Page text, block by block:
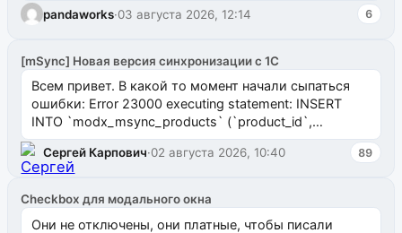
pandaworks·03 августа 2026, 12:14 6
[mSync] Новая версия синхронизации с 1С
Всем привет. В какой то момент начали сыпаться
ошибки: Error 23000 executing statement: INSERT
INTO `modx_msync_products` (`product_id`,
`uuid_1c`) VALUES ...
Сергей Карпович·02 августа 2026, 10:40 89
Checkbox для модального окна
Они не отключены, они платные, чтобы писали